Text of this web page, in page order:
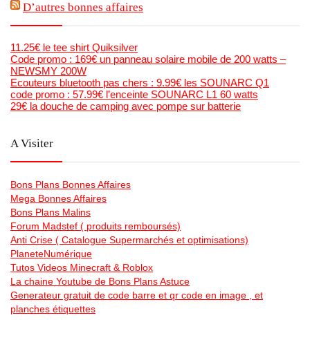
D’autres bonnes affaires
11.25€ le tee shirt Quiksilver
Code promo : 169€ un panneau solaire mobile de 200 watts –
NEWSMY 200W
Ecouteurs bluetooth pas chers : 9.99€ les SOUNARC Q1
code promo : 57.99€ l’enceinte SOUNARC L1 60 watts
29€ la douche de camping avec pompe sur batterie
A Visiter
Bons Plans Bonnes Affaires
Mega Bonnes Affaires
Bons Plans Malins
Forum Madstef ( produits remboursés)
Anti Crise ( Catalogue Supermarchés et optimisations)
PlaneteNumérique
Tutos Videos Minecraft & Roblox
La chaine Youtube de Bons Plans Astuce
Generateur gratuit de code barre et qr code en image , et
planches étiquettes